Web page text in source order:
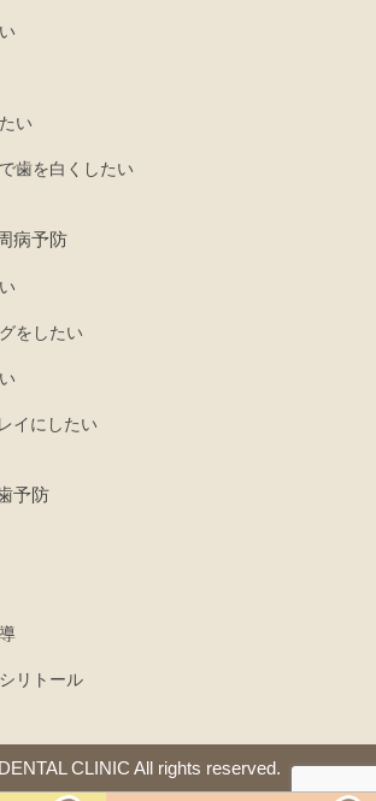
い
歯を白くしたい
病予防
をしたい
イにしたい
予防
リトール
CLINIC All rights reserved.